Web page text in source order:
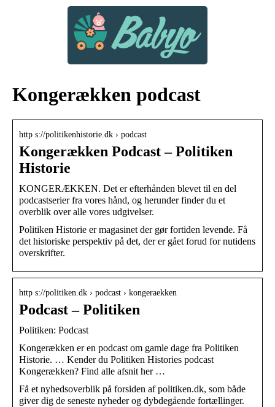
Kongerækken podcast
http s://politikenhistorie.dk › podcast
Kongerækken Podcast – Politiken
Historie
KONGERÆKKEN. Det er efterhånden blevet til en del
podcastserier fra vores hånd, og herunder finder du et
overblik over alle vores udgivelser.
Politiken Historie er magasinet der gør fortiden levende. Få
det historiske perspektiv på det, der er gået forud for nutidens
overskrifter.
http s://politiken.dk › podcast › kongeraekken
Podcast – Politiken
Politiken: Podcast
Kongerækken er en podcast om gamle dage fra Politiken
Historie. … Kender du Politiken Histories podcast
Kongerækken? Find alle afsnit her …
Få et nyhedsoverblik på forsiden af politiken.dk, som både
giver dig de seneste nyheder og dybdegående fortællinger.